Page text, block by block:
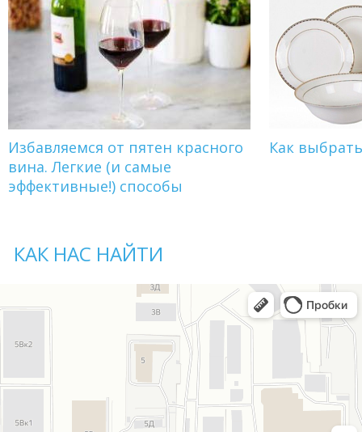
Избавляемся от пятен красного
вина. Легкие (и самые
эффективные!) способы
Как
КАК НАС НАЙТИ